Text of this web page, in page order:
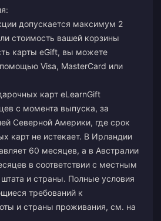
допускается максимум 2
стоимость вашей корзины
карты eGift, вы можете
Visa, MasterCard или
карт eLearnGift
с момента выпуска, за
Северной Америки, где срок
карт не истекает. В Ирландии
60 месяцев, а в Австралии
в соответствии с местным
и страны. Полные условия
требований к
и страны проживания, см. на